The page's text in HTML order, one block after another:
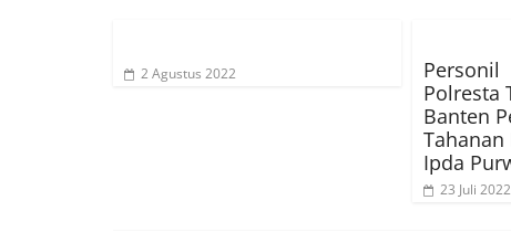
2 Agustus 2022
Personil
Polresta
Banten
Ipda
23 Juli 2022